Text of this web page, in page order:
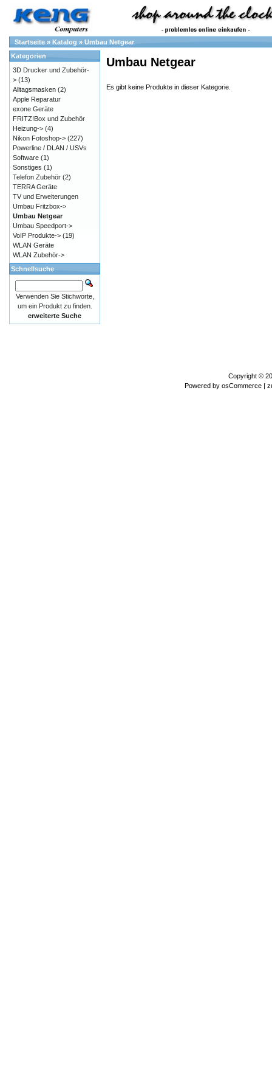
Startseite » Katalog » Umbau Netgear
Umbau Netgear
Es gibt keine Produkte in dieser Kategorie.
Kategorien
3D Drucker und Zubehör-
> (13)
Alltagsmasken (2)
Apple Reparatur
exone Geräte
FRITZ!Box und Zubehör
Heizung-> (4)
Nikon Fotoshop-> (227)
Powerline / DLAN / USVs
Software (1)
Sonstiges (1)
Telefon Zubehör (2)
TERRA Geräte
TV und Erweiterungen
Umbau Fritzbox->
Umbau Netgear
Umbau Speedport->
VoIP Produkte-> (19)
WLAN Geräte
WLAN Zubehör->
Schnellsuche
Verwenden Sie Stichworte,
um ein Produkt zu finden.
erweiterte Suche
Copyright ©
Powered by osCommerce |